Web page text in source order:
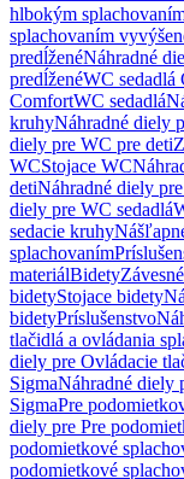
hlbokým
splachovaním
predĺženéNáhradné
predĺženéWC sedadlá
ComfortWC sedadlá
kruhyNáhradné diely
diely pre WC pre deti
WCStojace WC
detiNáhradné diely
diely pre WC sedadlá
sedacie kruhy
splachovaním
materiálBidety
bidetyStojace bidety
bidetyPríslušenstvo
tlačidlá a ovládania
diely pre Ovládacie
SigmaNáhradné diely
SigmaPre
diely pre Pre
podomietkové
podomietkové